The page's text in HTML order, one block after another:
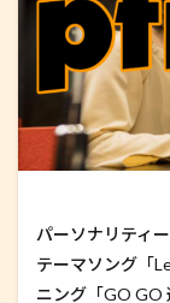
パーソナリティ
テーマソング「
ニング「GO GO